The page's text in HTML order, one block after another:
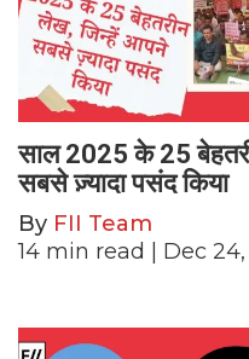
साल 2025 के 25
सबसे ज़्यादा पसंद किया
By FII Team
14 min read | Dec